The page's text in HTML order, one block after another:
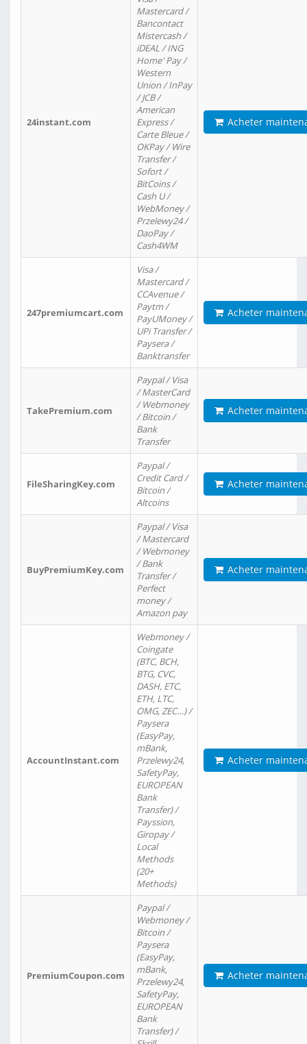
24instant.com
Mastercard /
Bancontact
Mistercash /
iDEAL / ING
Home' Pay /
Western
Union / InPay
/ JCB /
American
Express /
Carte Bleue /
OKPay / Wire
Transfer /
Sofort /
BitCoins /
Cash U /
WebMoney /
Przelewy24 /
DaoPay /
Cash4WM
Acheter
247premiumcart.com
Visa /
Mastercard /
CCAvenue /
Paytm /
PayUMoney /
UPi Transfer /
Paysera /
Banktransfer
Acheter
TakePremium.com
Paypal / Visa
/ MasterCard
/ Webmoney
/ Bitcoin /
Bank
Transfer
Acheter
FileSharingKey.com
Paypal /
Credit Card /
Bitcoin /
Altcoins
Acheter
BuyPremiumKey.com
Paypal / Visa
/ Mastercard
/ Webmoney
/ Bank
Transfer /
Perfect
money /
Amazon pay
Acheter
AccountInstant.com
Webmoney /
Coingate
(BTC, BCH,
BTG, CVC,
DASH, ETC,
ETH, LTC,
OMG, ZEC…) /
Paysera
(EasyPay,
mBank,
Przelewy24,
SafetyPay,
EUROPEAN
Bank
Transfer) /
Payssion,
Giropay /
Local
Methods
(20+
Methods)
Acheter
PremiumCoupon.com
Paypal /
Webmoney /
Bitcoin /
Paysera
(EasyPay,
mBank,
Przelewy24,
SafetyPay,
EUROPEAN
Bank
Transfer) /
Acheter